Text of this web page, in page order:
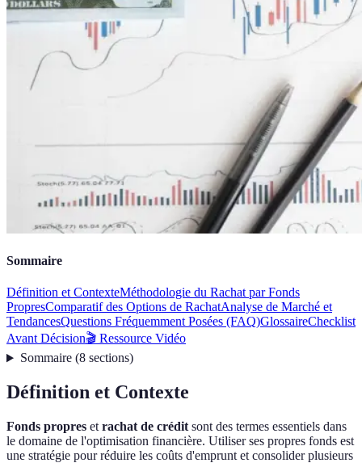
Sommaire
Définition et ContexteMéthodologie du Rachat par Fonds
PropresComparatif des Options de RachatAnalyse de Marché et
TendancesQuestions Fréquemment Posées (FAQ)GlossaireChecklist
Avant Décision🎬 Ressource Vidéo
Sommaire(8 sections)
Définition et Contexte
Fonds propres et rachat de crédit sont des termes essentiels dans
le domaine de l'optimisation financière. Utiliser ses propres fonds est
une stratégie pour réduire les coûts d'emprunt et consolider plusieurs